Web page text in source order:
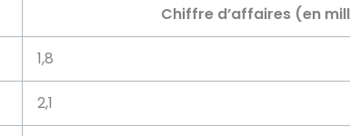
Chiffre d’affaires (en
1,8
2,1